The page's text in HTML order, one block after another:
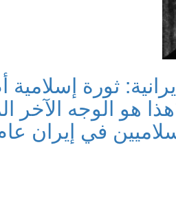
ثورة
هذا هو الوجه الآخر
في إيران عام